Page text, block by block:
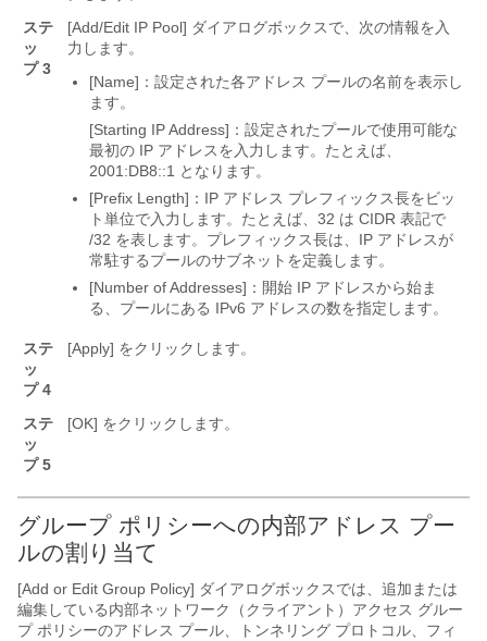
ステ
ッ
プ 3
[Add/Edit IP Pool] ダイアログボックスで、次の情報を入
力します。
[Name]：設定された各アドレス プールの名前を表示し
ます。
[Starting IP Address]：設定されたプールで使用可能な
最初の IP アドレスを入力します。たとえば、
2001:DB8::1 となります。
[Prefix Length]：IP アドレス プレフィックス長をビッ
ト単位で入力します。たとえば、32 は CIDR 表記で
/32 を表します。プレフィックス長は、IP アドレスが
常駐するプールのサブネットを定義します。
[Number of Addresses]：開始 IP アドレスから始ま
る、プールにある IPv6 アドレスの数を指定します。
ステ
ッ
プ 4
[Apply] をクリックします。
ステ
ッ
プ 5
[OK] をクリックします。
グループ ポリシーへの内部アドレス プー
ルの割り当て
[Add or Edit Group Policy] ダイアログボックスでは、追加または
編集している内部ネットワーク（クライアント）アクセス グルー
プ ポリシーのアドレス プール、トンネリング プロトコル、フィ